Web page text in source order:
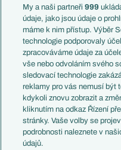
Témata
Představení týmů MS
EuroSkauting
PL v kostce
Evropské koeficienty
Přestupy
Přestupové spekulace
Zranění
Kluby
Arsenal FC
Chelsea FC
My a naši partneři999
údaje, jako jsou údaje o
máme k nim přístup. Výběr
technologie podporovaly
zpracováváme údaje za
vše nebo odvoláním svého
sledovací technologie
reklamy pro vás nemusí být
kdykoli znovu zobrazit a
kliknutím na odkaz Řízení
stránky. Vaše volby se
podrobnosti naleznete v
údajů.